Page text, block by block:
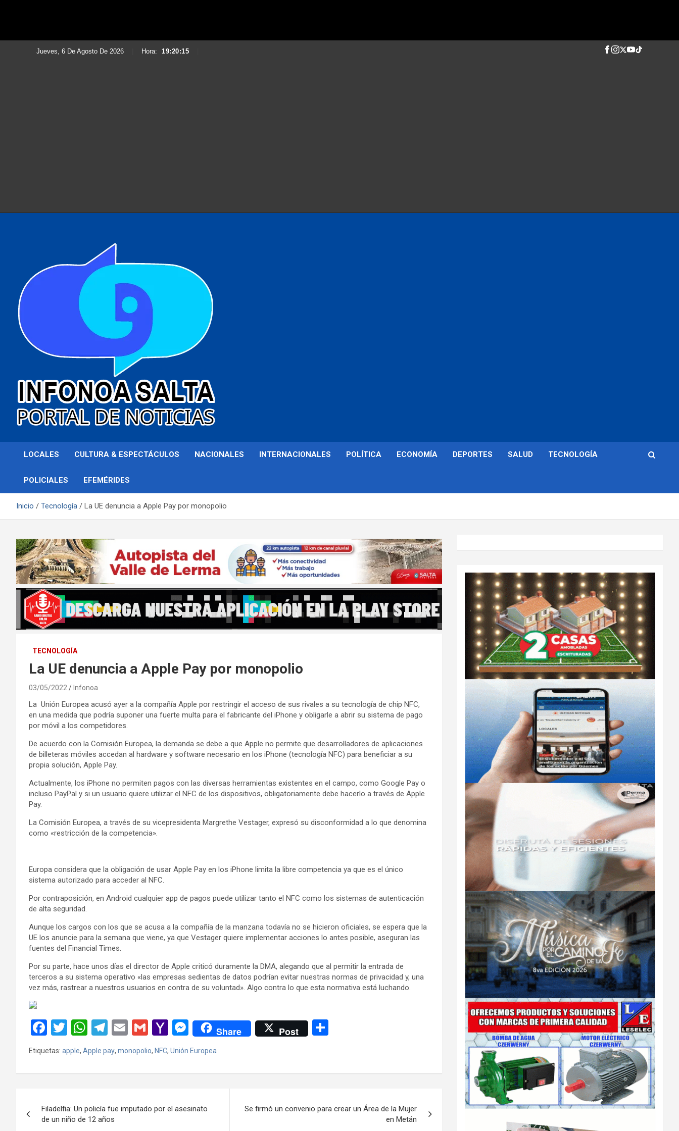
Jueves, 6 De Agosto De 2026 Hora: 19:20:16
Infonoa Salta
LOCALES CULTURA & ESPECTÁCULOS NACIONALES INTERNACIONALES POLÍTICA ECONOMÍA DEPORTES SALUD TECNOLOGÍA
POLICIALES EFEMÉRIDES
Inicio Tecnología La UE denuncia a Apple Pay por monopolio
TECNOLOGÍA
La UE denuncia a Apple Pay por monopolio
03/05/2022 Infonoa
La Unión Europea acusó ayer a la compañía Apple por restringir el acceso de sus rivales a su tecnología de chip NFC,
en una medida que podría suponer una fuerte multa para el fabricante del iPhone y obligarle a abrir su sistema de pago
por móvil a los competidores.
De acuerdo con la Comisión Europea, la demanda se debe a que Apple no permite que desarrolladores de aplicaciones
de billeteras móviles accedan al hardware y software necesario en los iPhone (tecnología NFC) para beneficiar a su
propia solución, Apple Pay.
Actualmente, los iPhone no permiten pagos con las diversas herramientas existentes en el campo, como Google Pay o
incluso PayPal y si un usuario quiere utilizar el NFC de los dispositivos, obligatoriamente debe hacerlo a través de Apple
Pay.
La Comisión Europea, a través de su vicepresidenta Margrethe Vestager, expresó su disconformidad a lo que denomina
como «restricción de la competencia».
Europa considera que la obligación de usar Apple Pay en los iPhone limita la libre competencia ya que es el único
sistema autorizado para acceder al NFC.
Por contraposición, en Android cualquier app de pagos puede utilizar tanto el NFC como los sistemas de autenticación
de alta seguridad.
Aunque los cargos con los que se acusa a la compañía de la manzana todavía no se hicieron oficiales, se espera que la
UE los anuncie para la semana que viene, ya que Vestager quiere implementar acciones lo antes posible, aseguran las
fuentes del Financial Times.
Por su parte, hace unos días el director de Apple criticó duramente la DMA, alegando que al permitir la entrada de
terceros a su sistema operativo «las empresas sedientas de datos podrían evitar nuestras normas de privacidad y, una
vez más, rastrear a nuestros usuarios en contra de su voluntad». Algo contra lo que esta normativa está luchando.
F
a
ce
b
o
k
T
wi
tt
er
W
at
s
p
p
T
e
gr
m
E
ail
G
m
ail
Y
a
h
o
M
M
es
se
n
er
Share Post
p
tir
Etiquetas: apple, Apple pay, monopolio, NFC, Unión Europea
de
Filadelfia: Un policía fue imputado por el asesinato
de un niño de 12 años
Se firmó un convenio para crear un Área de la Mujer
en Metán